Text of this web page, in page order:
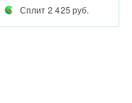
Сплит 2 425 руб.